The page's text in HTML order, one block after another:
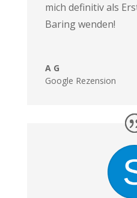
mich definitiv als
Baring wenden!
A G
Google Rezension